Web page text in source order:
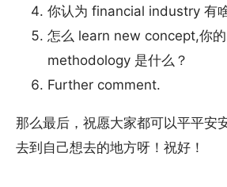
你认为 financial industry 有
怎么 learn new concept,你
methodology 是什么？
Further comment.
那么最后，祝愿大家都可以平平安
去到自己想去的地方呀！祝好！